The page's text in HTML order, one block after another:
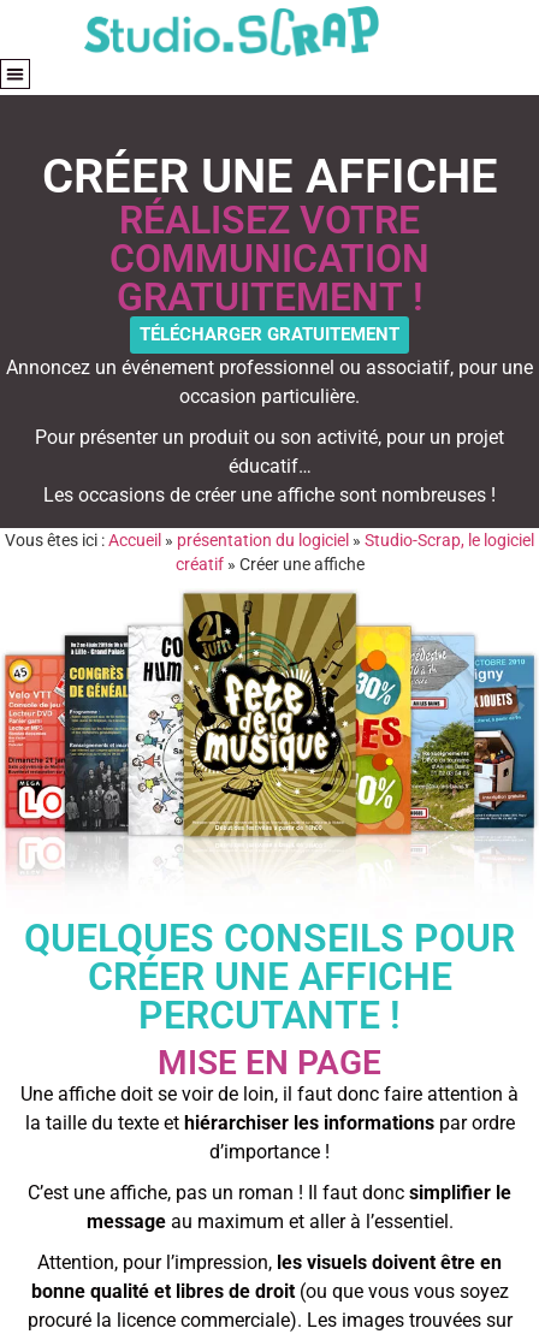
CRÉER UNE AFFICHE
RÉALISEZ VOTRE
COMMUNICATION
GRATUITEMENT !
TÉLÉCHARGER GRATUITEMENT
Annoncez un événement professionnel ou associatif, pour une
occasion particulière.
Pour présenter un produit ou son activité, pour un projet
éducatif…
Les occasions de créer une affiche sont nombreuses !
Vous êtes ici :Accueil » présentation du logiciel » Studio-Scrap, le logiciel
créatif» Créer une affiche
QUELQUES CONSEILS POUR
CRÉER UNE AFFICHE
PERCUTANTE !
MISE EN PAGE
Une affiche doit se voir de loin, il faut donc faire attention à
la taille du texte et hiérarchiser les informationspar ordre
d’importance !
C’est une affiche, pas un roman ! Il faut donc simplifier le
messageau maximum et aller à l’essentiel.
Attention, pour l’impression, les visuels doivent être en
bonne qualité et libres de droit (ou que vous vous soyez
procuré la licence commerciale). Les images trouvées sur